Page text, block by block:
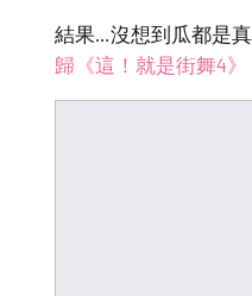
結果…沒想到瓜都是
歸《這！就是街舞4